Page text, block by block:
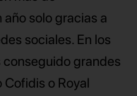
solo gracias a
sociales. En los
conseguido grandes
o Royal